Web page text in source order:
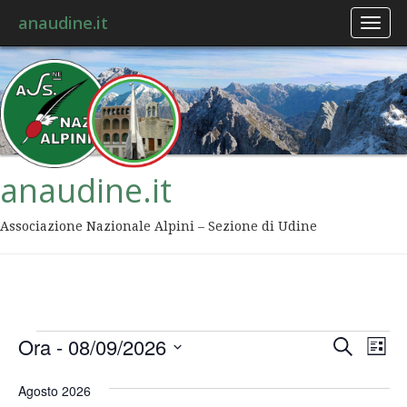
anaudine.it
anaudine.it
Associazione Nazionale Alpini – Sezione di Udine
Cerca
Lista
Ora - 08/09/2026
la
Agosto 2026